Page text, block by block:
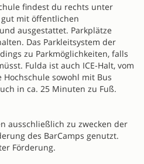
findest du rechts unter
mit öffentlichen
ausgestattet. Parkplätze
Das Parkleitsystem der
zu Parkmöglichkeiten, falls
Fulda ist auch ICE-Halt, vom
sowohl mit Bus
in ca. 25 Minuten zu Fuß.
ausschließlich zu zwecken der
des BarCamps genutzt.
Förderung.